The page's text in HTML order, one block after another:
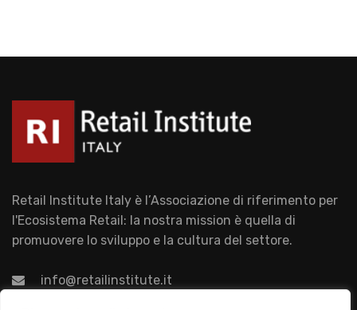
Retail Institute Italy è l’Associazione di riferimento per
l'Ecosistema Retail: la nostra mission è quella di
promuovere lo sviluppo e la cultura del settore.
info@retailinstitute.it